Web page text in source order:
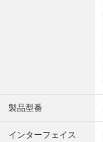
製品型番
インターフェイス